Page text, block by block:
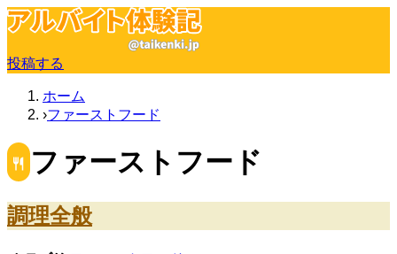
投稿する
ホーム
ファーストフード
ファーストフード
調理全般